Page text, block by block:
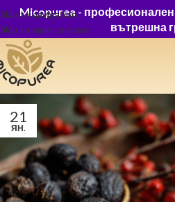
Skip to navigation
Skip to main content
Micopurea -
вътрешна
21
ЯН.